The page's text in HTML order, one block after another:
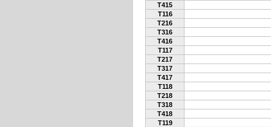
T415
T116
T216
T316
T416
T117
T217
T317
T417
T118
T218
T318
T418
T119